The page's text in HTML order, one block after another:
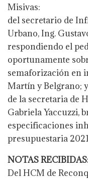
Misivas:
del secretario de
Urbano, Ing.
respondiendo el
oportunamente
semaforización en
Martín y Belgrano;
de la secretaria de
Gabriela Yaccuzzi,
especificaciones
presupuestaria
NOTAS
Del HCM de